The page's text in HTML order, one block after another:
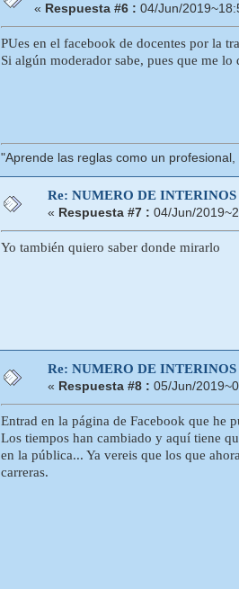
« Respuesta #6 : 04/Jun/
PUes en el facebook de docentes por la
Si algún moderador sabe, pues que me
"Aprende las reglas como un
Re: NUMERO DE
« Respuesta #7 : 04/Jun/
Yo también quiero saber donde mirarlo
Re: NUMERO DE
« Respuesta #8 : 05/Jun/
Entrad en la página de Facebook que he
Los tiempos han cambiado y aquí tiene
en la pública... Ya vereis que los que
carreras.